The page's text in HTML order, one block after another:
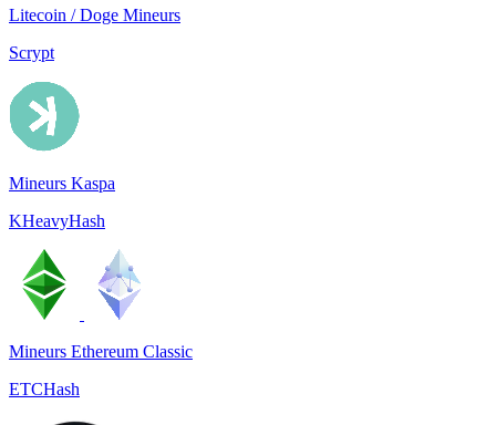
Litecoin / Doge Mineurs
Scrypt
Mineurs Kaspa
KHeavyHash
Mineurs Ethereum Classic
ETCHash